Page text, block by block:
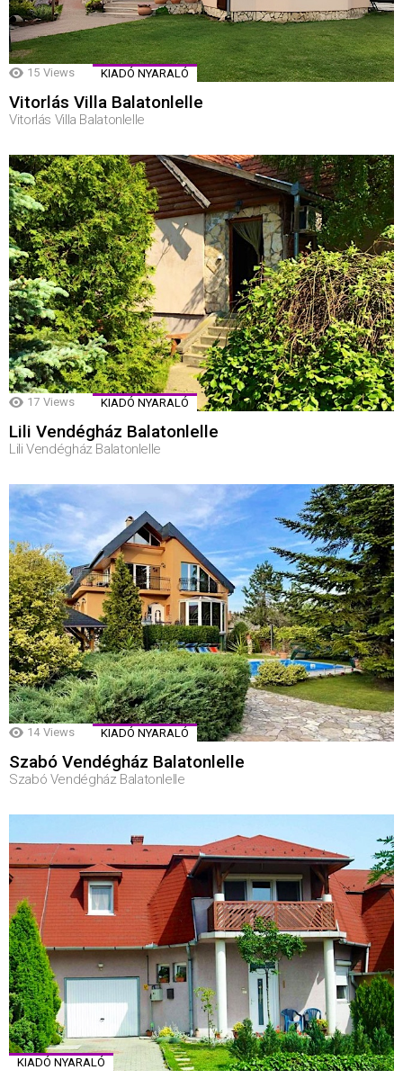
15 Views KIADÓ NYARALÓ
Vitorlás Villa Balatonlelle
Vitorlás Villa Balatonlelle
17 Views KIADÓ NYARALÓ
Lili Vendégház Balatonlelle
Lili Vendégház Balatonlelle
14 Views KIADÓ NYARALÓ
Szabó Vendégház Balatonlelle
Szabó Vendégház Balatonlelle
KIADÓ NYARALÓ